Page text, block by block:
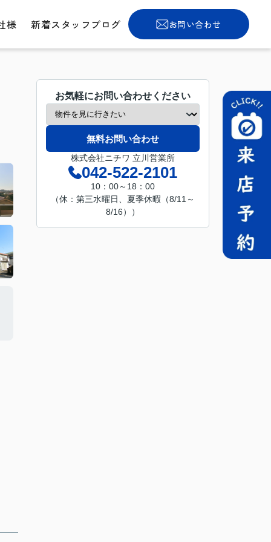
様 新着スタッフブログ お問い合わせ
お気軽にお問い合わせください
無料お問い合わせ
株式会社ニチワ 立川営業所
042-522-2101
10：00～18：00
（休：第三水曜日、夏季休暇（8/11～
8/16））